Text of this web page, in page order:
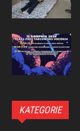
KATEGORIE